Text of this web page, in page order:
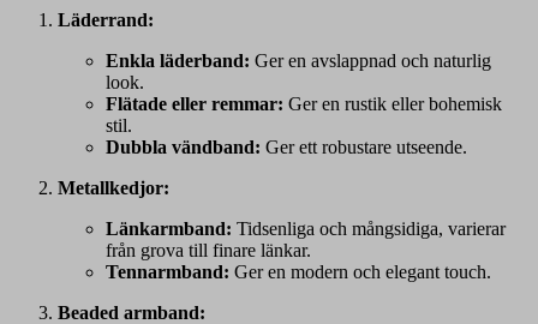
Läderrand:
Enkla läderband: Ger en avslappnad och naturlig
look.
Flätade eller remmar: Ger en rustik eller bohemisk
stil.
Dubbla vändband: Ger ett robustare utseende.
Metallkedjor:
Länkarmband: Tidsenliga och mångsidiga, varierar
från grova till finare länkar.
Tennarmband: Ger en modern och elegant touch.
Beaded armband: